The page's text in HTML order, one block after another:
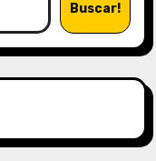
Buscar!